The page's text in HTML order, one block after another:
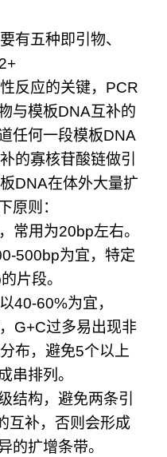
有五种即引物、
反应的关键， PCR
与模板DNA互补的
任何一段模板DNA
的寡核苷酸链做引
DNA在体外大量扩
原则：
，常用为20bp左右。
500bp为宜，特定
的片段。
40-60%为宜，
G+C过多易出现非
布，避免5个以上
串排列。
结构，避免两条引
互补，否则会形成
的扩增条带。